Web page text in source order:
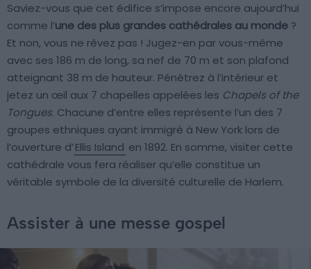
Saviez-vous que cet édifice s’impose encore aujourd’hui
comme l’une des plus grandes cathédrales au monde ?
Et non, vous ne rêvez pas ! Jugez-en par vous-même
avec ses 186 m de long, sa nef de 70 m et son plafond
atteignant 38 m de hauteur. Pénétrez à l’intérieur et
jetez un œil aux 7 chapelles appelées les Chapels of the
Tongues. Chacune d’entre elles représente l’un des 7
groupes ethniques ayant immigré à New York lors de
l’ouverture d’Ellis Island en 1892. En somme, visiter cette
cathédrale vous fera réaliser qu’elle constitue un
véritable symbole de la diversité culturelle de Harlem.
Assister à une messe gospel